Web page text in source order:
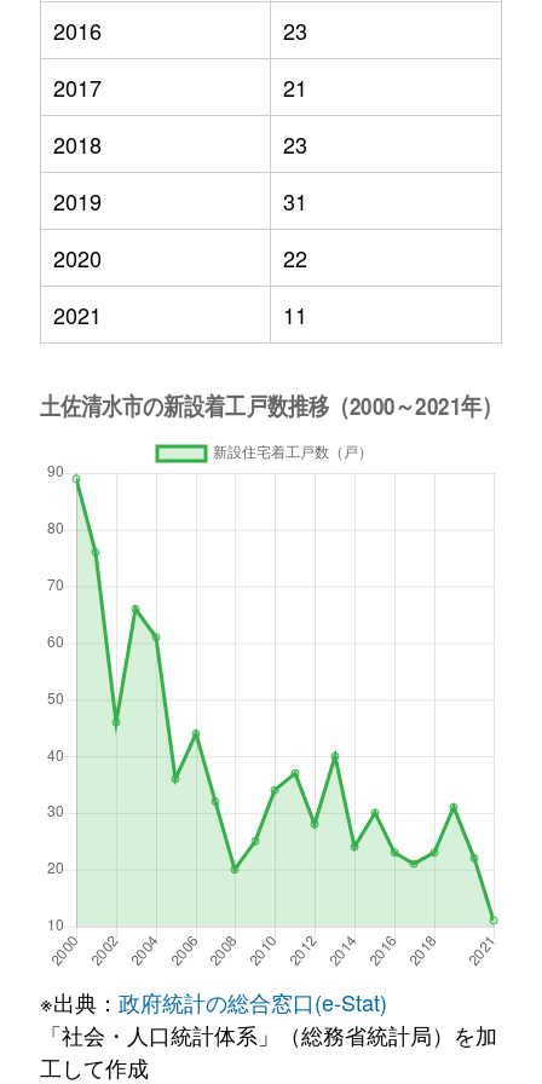
2016
23
2017
21
2018
23
2019
31
2020
22
2021
11
※出典： 政府統計の総合窓口(e-Stat)
「社会・人口統計体系」（総務省統計局）を加
工して作成